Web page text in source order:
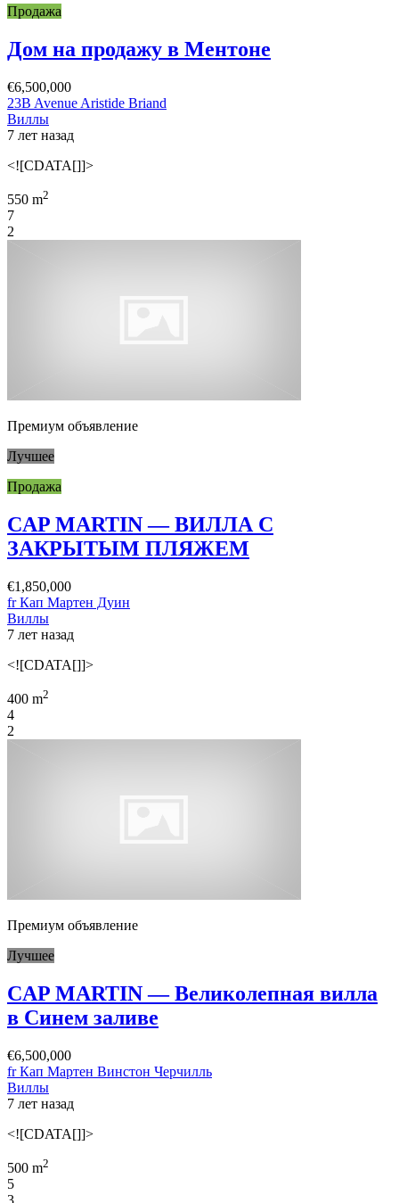
Продажа
Дом на продажу в Ментоне
€6,500,000
23B Avenue Aristide Briand
Виллы
7 лет назад
<![CDATA[]]>
550 m2
7
2
Премиум объявление
Лучшее
Продажа
CAP MARTIN — ВИЛЛА С
ЗАКРЫТЫМ ПЛЯЖЕМ
€1,850,000
fr Кап Мартен Дуин
Виллы
7 лет назад
<![CDATA[]]>
400 m2
4
2
Премиум объявление
Лучшее
CAP MARTIN — Великолепная вилла
в Синем заливе
€6,500,000
fr Кап Мартен Винстон Черчилль
Виллы
7 лет назад
<![CDATA[]]>
500 m2
5